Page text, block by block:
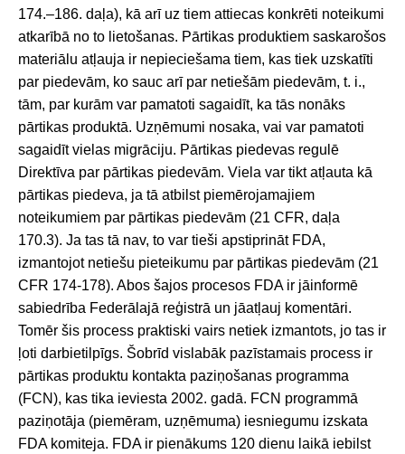
174.–186. daļa), kā arī uz tiem attiecas konkrēti noteikumi
atkarībā no to lietošanas. Pārtikas produktiem saskarošos
materiālu atļauja ir nepieciešama tiem, kas tiek uzskatīti
par piedevām, ko sauc arī par netiešām piedevām, t. i.,
tām, par kurām var pamatoti sagaidīt, ka tās nonāks
pārtikas produktā. Uzņēmumi nosaka, vai var pamatoti
sagaidīt vielas migrāciju. Pārtikas piedevas regulē
Direktīva par pārtikas piedevām. Viela var tikt atļauta kā
pārtikas piedeva, ja tā atbilst piemērojamajiem
noteikumiem par pārtikas piedevām (21 CFR, daļa
170.3). Ja tas tā nav, to var tieši apstiprināt FDA,
izmantojot netiešu pieteikumu par pārtikas piedevām (21
CFR 174-178). Abos šajos procesos FDA ir jāinformē
sabiedrība Federālajā reģistrā un jāatļauj komentāri.
Tomēr šis process praktiski vairs netiek izmantots, jo tas ir
ļoti darbietilpīgs. Šobrīd vislabāk pazīstamais process ir
pārtikas produktu kontakta paziņošanas programma
(FCN), kas tika ieviesta 2002. gadā. FCN programmā
paziņotāja (piemēram, uzņēmuma) iesniegumu izskata
FDA komiteja. FDA ir pienākums 120 dienu laikā iebilst